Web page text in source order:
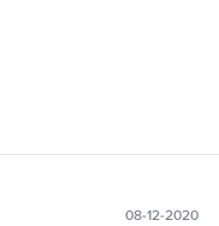
08-12-2020